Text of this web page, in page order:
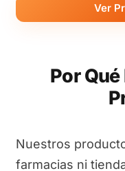
Ver
Por
Nuestros
farmacias ni